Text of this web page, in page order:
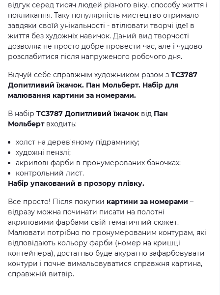
відгук серед тисяч людей різного віку, способу життя і
покликання. Таку популярність мистецтво отримало
завдяки своїй унікальності - втілювати творчі ідеї в
життя без художніх навичок. Даний вид творчості
дозволяє не просто добре провести час, але і чудово
розслабитися після напруженого робочого дня.
Відчуй себе справжнім художником разом з TC3787
Допитливий їжачок. Пан Мольберт. Набір для
малювання картини за номерами.
В набір TC3787 Допитливий їжачок від Пан
Мольберт входить:
холст на дерев'яному підрамнику;
художні пензлі;
акрилові фарби в пронумерованих баночках;
контрольний лист.
Набір упакований в прозору плівку.
Все просто! Після покупки картини за номерами –
відразу можна починати писати на полотні
акриловими фарбами свій тематичний сюжет.
Малювати потрібно по пронумерованим контурам, які
відповідають кольору фарби (номер на кришці
контейнера), достатньо буде акуратно зафарбовувати
контури і почне вимальовуватися справжня картина,
справжній витвір.